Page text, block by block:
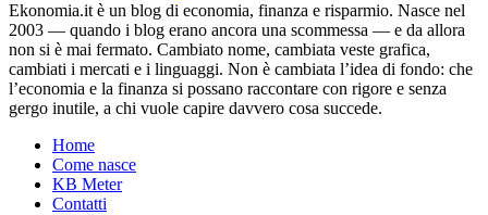
Ekonomia.it è un blog di economia, finanza e risparmio. Nasce nel
2003 — quando i blog erano ancora una scommessa — e da allora
non si è mai fermato. Cambiato nome, cambiata veste grafica,
cambiati i mercati e i linguaggi. Non è cambiata l’idea di fondo: che
l’economia e la finanza si possano raccontare con rigore e senza
gergo inutile, a chi vuole capire davvero cosa succede.
Home
Come nasce
KB Meter
Contatti